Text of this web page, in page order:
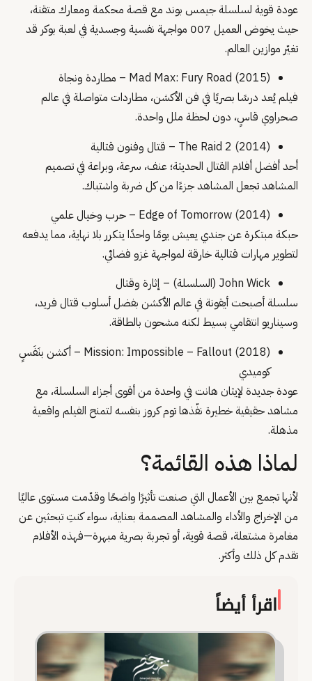
عودة قوية لسلسلة جيمس بوند مع قصة محكمة ومعارك متقنة،
حيث يخوض العميل 007 مواجهة نفسية وجسدية في لعبة بوكر قد
تغيّر موازين العالم.
Mad Max: Fury Road (2015) – مطاردة ونجاة
فيلم يُعد درسًا بصريًا في فن الأكشن، مطاردات متواصلة في عالم
صحراوي قاسٍ، دون لحظة ملل واحدة.
The Raid 2 (2014) – قتال وفنون قتالية
أحد أفضل أفلام القتال الحديثة؛ عنف، سرعة، وبراعة في تصميم
المشاهد تجعل المشاهد جزءًا من كل ضربة واشتباك.
Edge of Tomorrow (2014) – حرب وخيال علمي
حبكة مبتكرة عن جندي يعيش يومًا واحدًا يتكرر بلا نهاية، مما يدفعه
لتطوير مهارات قتالية خارقة لمواجهة غزو فضائي.
John Wick (السلسلة) – إثارة وقتال
سلسلة أصبحت أيقونة في عالم الأكشن بفضل أسلوب قتال فريد،
وسيناريو انتقامي بسيط لكنه مشحون بالطاقة.
Mission: Impossible – Fallout (2018) – أكشن بنَفَسٍ
كوميدي
عودة جديدة لإيثان هانت في واحدة من أقوى أجزاء السلسلة، مع
مشاهد حقيقية خطيرة نفّذها توم كروز بنفسه لتمنح الفيلم واقعية
مذهلة.
لماذا هذه القائمة؟
لأنها تجمع بين الأعمال التي صنعت تأثيرًا واضحًا وقدّمت مستوى عاليًا
من الإخراج والأداء والمشاهد المصممة بعناية، سواء كنتِ تبحثين عن
مغامرة مشتعلة، قصة قوية، أو تجربة بصرية مبهرة—فهذه الأفلام
تقدم كل ذلك وأكثر.
اقرأ أيضاً